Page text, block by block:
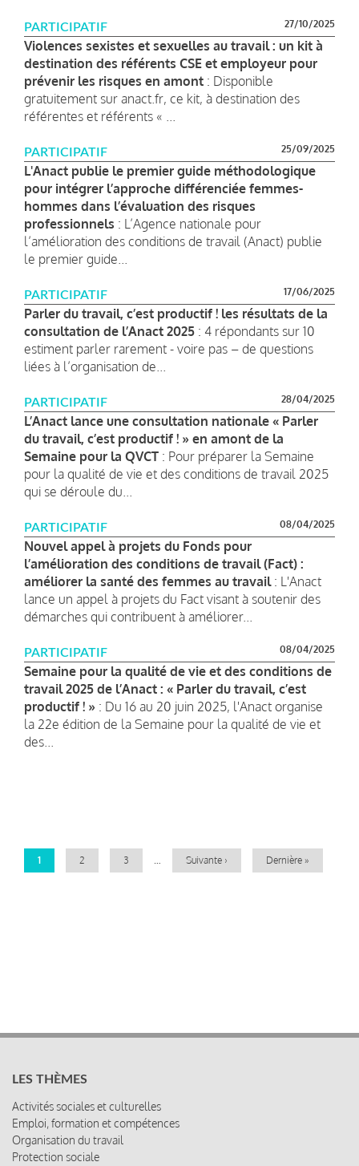
PARTICIPATIF 27/10/2025
Violences sexistes et sexuelles au travail : un kit à
destination des référents CSE et employeur pour
prévenir les risques en amont : Disponible
gratuitement sur anact.fr, ce kit, à destination des
référentes et référents « ...
PARTICIPATIF 25/09/2025
L'Anact publie le premier guide méthodologique
pour intégrer l’approche différenciée femmes-
hommes dans l’évaluation des risques
professionnels : L’Agence nationale pour
l’amélioration des conditions de travail (Anact) publie
le premier guide...
PARTICIPATIF 17/06/2025
Parler du travail, c’est productif ! les résultats de la
consultation de l’Anact 2025 : 4 répondants sur 10
estiment parler rarement - voire pas – de questions
liées à l’organisation de...
PARTICIPATIF 28/04/2025
L’Anact lance une consultation nationale « Parler
du travail, c’est productif ! » en amont de la
Semaine pour la QVCT : Pour préparer la Semaine
pour la qualité de vie et des conditions de travail 2025
qui se déroule du...
PARTICIPATIF 08/04/2025
Nouvel appel à projets du Fonds pour
l’amélioration des conditions de travail (Fact) :
améliorer la santé des femmes au travail: L'Anact
lance un appel à projets du Fact visant à soutenir des
démarches qui contribuent à améliorer...
PARTICIPATIF 08/04/2025
Semaine pour la qualité de vie et des conditions de
travail 2025 de l’Anact : « Parler du travail, c’est
productif ! » : Du 16 au 20 juin 2025, l'Anact organise
la 22e édition de la Semaine pour la qualité de vie et
des...
Page
1 Page
2 Page
3
Page
Suivante ›
Dernière
Dernière »
LES THÈMES
Activités sociales et culturelles
Emploi, formation et compétences
Organisation du travail
Protection sociale